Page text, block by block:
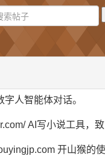
人智能体对话。
AI写小说工具，
开山猴的